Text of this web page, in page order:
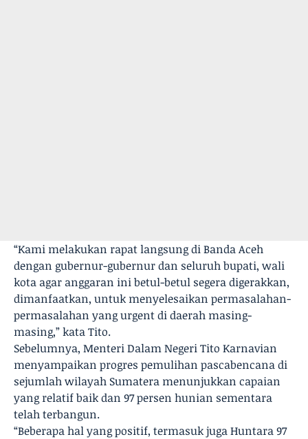
“Kami melakukan rapat langsung di Banda Aceh
dengan gubernur-gubernur dan seluruh bupati, wali
kota agar anggaran ini betul-betul segera digerakkan,
dimanfaatkan, untuk menyelesaikan permasalahan-
permasalahan yang urgent di daerah masing-
masing,” kata Tito.
Sebelumnya, Menteri Dalam Negeri Tito Karnavian
menyampaikan progres pemulihan pascabencana di
sejumlah wilayah Sumatera menunjukkan capaian
yang relatif baik dan 97 persen hunian sementara
telah terbangun.
“Beberapa hal yang positif, termasuk juga Huntara 97